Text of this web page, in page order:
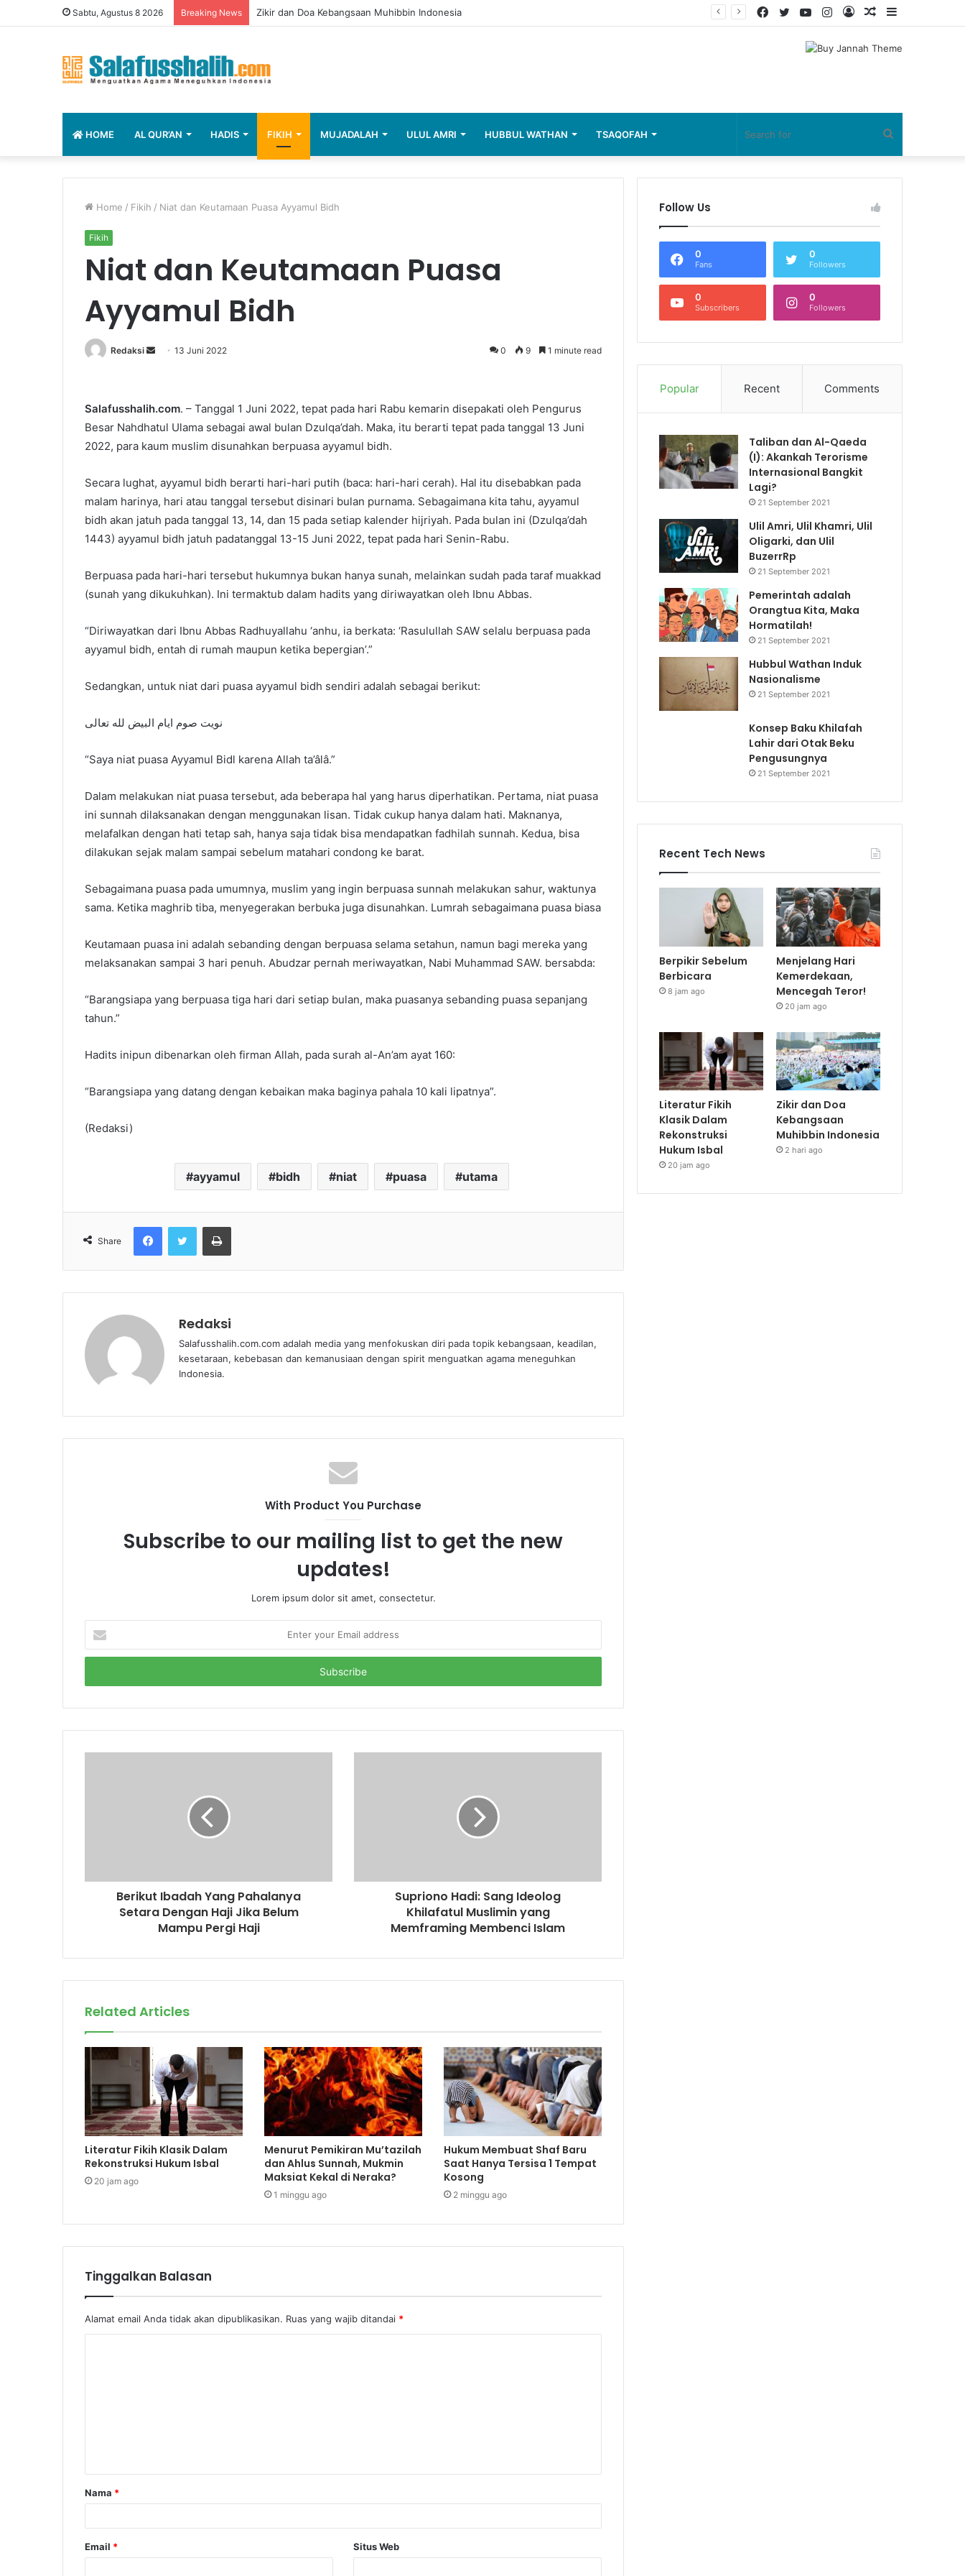
Sabtu, Agustus 8 2026 Breaking News Zikir dan Doa Kebangsaan Muhibbin Indonesia
Random
Log
Instagram
YouTube
Twitter
Facebook
HOME AL QUR’AN HADIS FIKIH MUJADALAH ULUL AMRI HUBBUL WATHAN TSAQOFAH
for
Home / Fikih / Niat dan Keutamaan Puasa Ayyamul Bidh
Fikih
Niat dan Keutamaan Puasa
Ayyamul Bidh
Redaksi
a
i
l
13 Juni 2022 0 9 1 minute read
Salafusshalih.com. – Tanggal 1 Juni 2022, tepat pada hari Rabu kemarin disepakati oleh Pengurus
Besar Nahdhatul Ulama sebagai awal bulan Dzulqa’dah. Maka, itu berarti tepat pada tanggal 13 Juni
2022, para kaum muslim disunahkan berpuasa ayyamul bidh.
Secara lughat, ayyamul bidh berarti hari-hari putih (baca: hari-hari cerah). Hal itu disebabkan pada
malam harinya, hari atau tanggal tersebut disinari bulan purnama. Sebagaimana kita tahu, ayyamul
bidh akan jatuh pada tanggal 13, 14, dan 15 pada setiap kalender hijriyah. Pada bulan ini (Dzulqa’dah
1443) ayyamul bidh jatuh padatanggal 13-15 Juni 2022, tepat pada hari Senin-Rabu.
Berpuasa pada hari-hari tersebut hukumnya bukan hanya sunah, melainkan sudah pada taraf muakkad
(sunah yang dikukuhkan). Ini termaktub dalam hadits yang diriwayatkan oleh Ibnu Abbas.
“Diriwayatkan dari Ibnu Abbas Radhuyallahu ‘anhu, ia berkata: ‘Rasulullah SAW selalu berpuasa pada
ayyamul bidh, entah di rumah maupun ketika bepergian’.”
Sedangkan, untuk niat dari puasa ayyamul bidh sendiri adalah sebagai berikut:
نويت صوم ايام البيض لله تعالى
“Saya niat puasa Ayyamul Bidl karena Allah ta’âlâ.”
Dalam melakukan niat puasa tersebut, ada beberapa hal yang harus diperhatikan. Pertama, niat puasa
ini sunnah dilaksanakan dengan menggunakan lisan. Tidak cukup hanya dalam hati. Maknanya,
melafalkan dengan hati tetap sah, hanya saja tidak bisa mendapatkan fadhilah sunnah. Kedua, bisa
dilakukan sejak malam sampai sebelum matahari condong ke barat.
Sebagaimana puasa pada umumnya, muslim yang ingin berpuasa sunnah melakukan sahur, waktunya
sama. Ketika maghrib tiba, menyegerakan berbuka juga disunahkan. Lumrah sebagaimana puasa biasa
Keutamaan puasa ini adalah sebanding dengan berpuasa selama setahun, namun bagi mereka yang
melaksanakan sampai 3 hari penuh. Abudzar pernah meriwayatkan, Nabi Muhammad SAW. bersabda:
“Barangsiapa yang berpuasa tiga hari dari setiap bulan, maka puasanya sebanding puasa sepanjang
tahun.”
Hadits inipun dibenarkan oleh firman Allah, pada surah al-An’am ayat 160:
“Barangsiapa yang datang dengan kebaikan maka baginya pahala 10 kali lipatnya”.
(Redaksi)
ayyamul bidh niat puasa utama
Share
Redaksi
Salafusshalih.com.com adalah media yang menfokuskan diri pada topik kebangsaan, keadilan,
kesetaraan, kebebasan dan kemanusiaan dengan spirit menguatkan agama meneguhkan
Indonesia.
With Product You Purchase
Subscribe to our mailing list to get the new
updates!
Lorem ipsum dolor sit amet, consectetur.
t
r
u
r
Berikut Ibadah Yang Pahalanya
Setara Dengan Haji Jika Belum
Mampu Pergi Haji
Supriono Hadi: Sang Ideolog
Khilafatul Muslimin yang
Memframing Membenci Islam
Related Articles
Literatur Fikih Klasik Dalam
Rekonstruksi Hukum Isbal
20 jam ago
Menurut Pemikiran Mu’tazilah
dan Ahlus Sunnah, Mukmin
Maksiat Kekal di Neraka?
1 minggu ago
Hukum Membuat Shaf Baru
Saat Hanya Tersisa 1 Tempat
Kosong
2 minggu ago
Tinggalkan Balasan
Alamat email Anda tidak akan dipublikasikan. Ruas yang wajib ditandai *
a
r
Nama *
Email * Situs Web
Follow Us
0
Fans
0
Followers
0
Subscribers
0
Followers
Popular Recent Comments
Taliban dan Al-Qaeda
(I): Akankah Terorisme
Internasional Bangkit
Lagi?
21 September 2021
Ulil Amri, Ulil Khamri, Ulil
Oligarki, dan Ulil
BuzerrRp
21 September 2021
Pemerintah adalah
Orangtua Kita, Maka
Hormatilah!
21 September 2021
Hubbul Wathan Induk
Nasionalisme
21 September 2021
Konsep Baku Khilafah
Lahir dari Otak Beku
Pengusungnya
21 September 2021
Recent Tech News
Berpikir Sebelum
Berbicara
8 jam ago
Menjelang Hari
Kemerdekaan,
Mencegah Teror!
20 jam ago
Literatur Fikih
Klasik Dalam
Rekonstruksi
Hukum Isbal
20 jam ago
Zikir dan Doa
Kebangsaan
Muhibbin Indonesia
2 hari ago